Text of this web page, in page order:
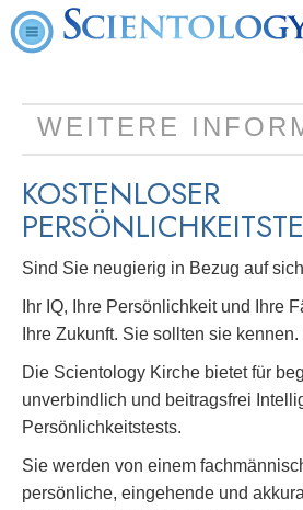
WEITERE
KOSTENLOSER
Sind Sie neugierig in Bezug auf
Ihr IQ, Ihre Persönlichkeit und Ihre
Ihre Zukunft. Sie sollten sie
Die Scientology Kirche bietet für
unverbindlich und beitragsfrei
Persönlichkeitstests.
Sie werden von einem
persönliche, eingehende und